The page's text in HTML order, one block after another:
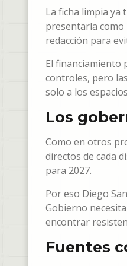
La ficha limpia ya
presentarla
redacción para
El financiamiento
controles, pero
solo a los
Los
Como en otros
directos de cada
para 2027.
Por eso Diego
Gobierno
encontrar
Fuentes